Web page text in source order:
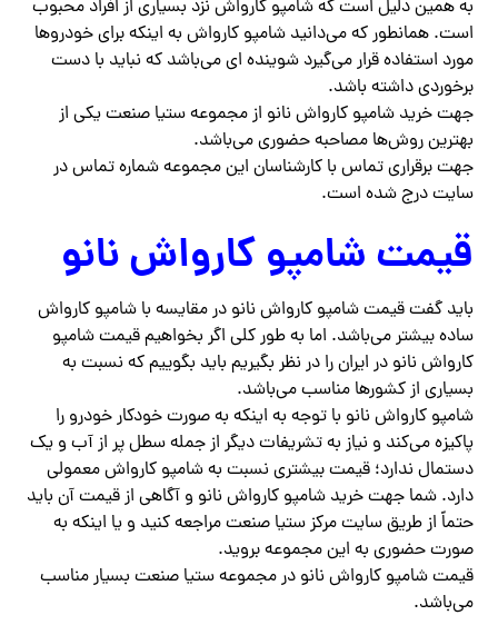
به همین دلیل است که شامپو کارواش نزد بسیاری از افراد محبوب
است. همانطور که می‌دانید شامپو کارواش به اینکه برای خودروها
مورد استفاده قرار می‌گیرد شوینده ای می‌باشد که نباید با دست
برخوردی داشته باشد.
جهت خرید شامپو کارواش نانو از مجموعه ستیا صنعت یکی از
بهترین روش‌ها مصاحبه حضوری می‌باشد.
جهت برقراری تماس با کارشناسان این مجموعه شماره تماس در
سایت درج شده است.
قیمت شامپو کارواش نانو
باید گفت قیمت شامپو کارواش نانو در مقایسه با شامپو کارواش
ساده بیشتر می‌باشد. اما به طور کلی اگر بخواهیم قیمت شامپو
کارواش نانو در ایران را در نظر بگیریم باید بگوییم که نسبت به
بسیاری از کشورها مناسب می‌باشد.
شامپو کارواش نانو با توجه به اینکه به صورت خودکار خودرو را
پاکیزه می‌کند و نیاز به تشریفات دیگر از جمله سطل پر از آب و یک
دستمال ندارد؛ قیمت بیشتری نسبت به شامپو کارواش معمولی
دارد. شما جهت خرید شامپو کارواش نانو و آگاهی از قیمت آن باید
حتماً از طریق سایت مرکز ستیا صنعت مراجعه کنید و یا اینکه به
صورت حضوری به این مجموعه بروید.
قیمت شامپو کارواش نانو در مجموعه ستیا صنعت بسیار مناسب
می‌باشد.